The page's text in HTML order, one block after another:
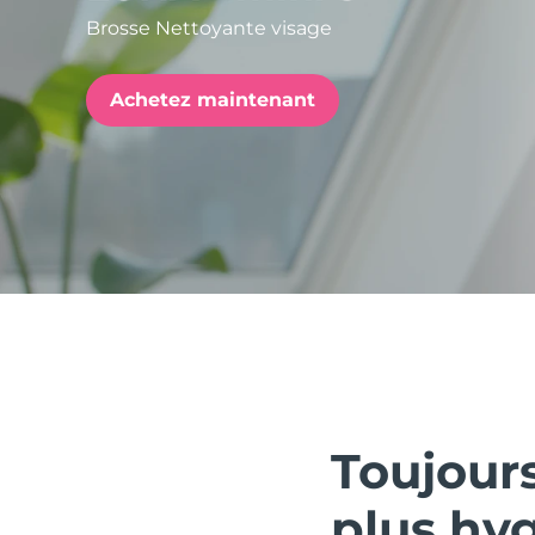
Brosse Nettoyante visage
Achetez maintenant
issa™ Teeth Whitening Set
POPULAIRE